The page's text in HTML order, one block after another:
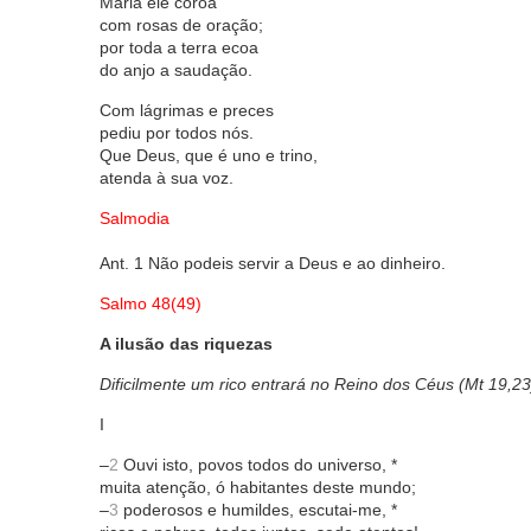
com rosas de oração;
por toda a terra ecoa
do anjo a saudação.
Com lágrimas e preces
pediu por todos nós.
Que Deus, que é uno e trino,
atenda à sua voz.
Salmodia
Ant. 1 Não podeis servir a Deus e ao dinheiro.
Salmo 48(49)
A ilusão das riquezas
Dificilmente um rico entrará no Reino dos Céus (Mt
I
–2 Ouvi isto, povos todos do universo, *
muita atenção, ó habitantes deste mundo;
–3 poderosos e humildes, escutai-me, *